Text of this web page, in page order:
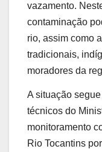
vazamento.
contaminação
rio, assim como
tradicionais,
moradores da
A situação
técnicos do
monitoramento
Rio Tocantins